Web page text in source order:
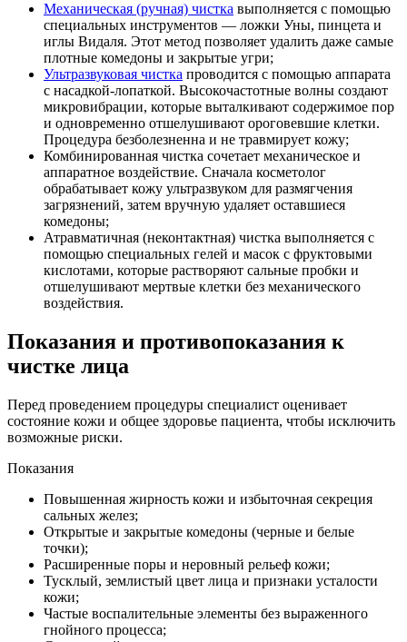
Механическая (ручная) чистка выполняется с помощью
специальных инструментов — ложки Уны, пинцета и
иглы Видаля. Этот метод позволяет удалить даже самые
плотные комедоны и закрытые угри;
Ультразвуковая чистка проводится с помощью аппарата
с насадкой-лопаткой. Высокочастотные волны создают
микровибрации, которые выталкивают содержимое пор
и одновременно отшелушивают ороговевшие клетки.
Процедура безболезненна и не травмирует кожу;
Комбинированная чистка сочетает механическое и
аппаратное воздействие. Сначала косметолог
обрабатывает кожу ультразвуком для размягчения
загрязнений, затем вручную удаляет оставшиеся
комедоны;
Атравматичная (неконтактная) чистка выполняется с
помощью специальных гелей и масок с фруктовыми
кислотами, которые растворяют сальные пробки и
отшелушивают мертвые клетки без механического
воздействия.
Показания и противопоказания к
чистке лица
Перед проведением процедуры специалист оценивает
состояние кожи и общее здоровье пациента, чтобы исключить
возможные риски.
Показания
Повышенная жирность кожи и избыточная секреция
сальных желез;
Открытые и закрытые комедоны (черные и белые
точки);
Расширенные поры и неровный рельеф кожи;
Тусклый, землистый цвет лица и признаки усталости
кожи;
Частые воспалительные элементы без выраженного
гнойного процесса;